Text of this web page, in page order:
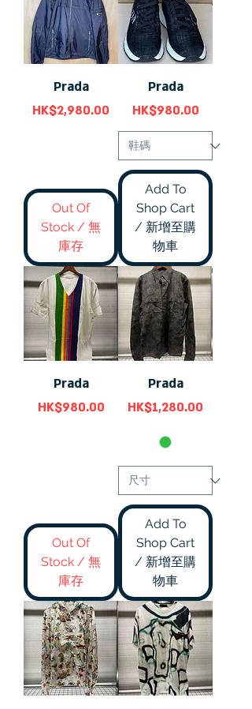
Prada
價格
HK$2,980.00
Out Of
Stock / 無
庫存
Prada
價格
HK$980.00
Add To
Shop Cart
/ 新增至購
物車
Prada
價格
HK$980.00
Out Of
Stock / 無
庫存
Prada
價格
HK$1,280.00
Add To
Shop Cart
/ 新增至購
物車